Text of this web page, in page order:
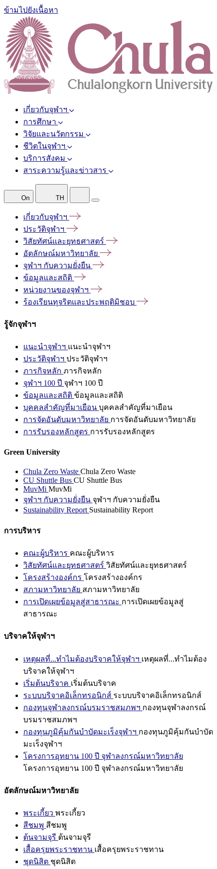
ข้ามไปยังเนื้อหา
เกี่ยวกับจุฬาฯ
การศึกษา
วิจัยและนวัตกรรม
ชีวิตในจุฬาฯ
บริการสังคม
สาระความรู้และข่าวสาร
On TH
เกี่ยวกับจุฬาฯ
ประวัติจุฬาฯ
วิสัยทัศน์และยุทธศาสตร์
อัตลักษณ์มหาวิทยาลัย
จุฬาฯ กับความยั่งยืน
ข้อมูลและสถิติ
หน่วยงานของจุฬาฯ
ร้องเรียนทุจริตและประพฤติมิชอบ
รู้จักจุฬาฯ
แนะนำจุฬาฯ แนะนำจุฬาฯ
ประวัติจุฬาฯ ประวัติจุฬาฯ
ภารกิจหลัก ภารกิจหลัก
จุฬาฯ 100 ปี จุฬาฯ 100 ปี
ข้อมูลและสถิติ ข้อมูลและสถิติ
บุคคลสำคัญที่มาเยือน บุคคลสำคัญที่มาเยือน
การจัดอันดับมหาวิทยาลัย การจัดอันดับมหาวิทยาลัย
การรับรองหลักสูตร การรับรองหลักสูตร
Green University
Chula Zero Waste Chula Zero Waste
CU Shuttle Bus CU Shuttle Bus
MuvMi MuvMi
จุฬาฯ กับความยั่งยืน จุฬาฯ กับความยั่งยืน
Sustainability Report Sustainability Report
การบริหาร
คณะผู้บริหาร คณะผู้บริหาร
วิสัยทัศน์และยุทธศาสตร์ วิสัยทัศน์และยุทธศาสตร์
โครงสร้างองค์กร โครงสร้างองค์กร
สภามหาวิทยาลัย สภามหาวิทยาลัย
การเปิดเผยข้อมูลสู่สาธารณะ การเปิดเผยข้อมูลสู่
สาธารณะ
บริจาคให้จุฬาฯ
เหตุผลที่...ทำไมต้องบริจาคให้จุฬาฯ เหตุผลที่...ทำไมต้อง
บริจาคให้จุฬาฯ
เริ่มต้นบริจาค เริ่มต้นบริจาค
ระบบบริจาคอิเล็กทรอนิกส์ ระบบบริจาคอิเล็กทรอนิกส์
กองทุนจุฬาลงกรณ์บรมราชสมภพฯ กองทุนจุฬาลงกรณ์
บรมราชสมภพฯ
กองทุนภูมิคุ้มกันบำบัดมะเร็งจุฬาฯ กองทุนภูมิคุ้มกันบำบัด
มะเร็งจุฬาฯ
โครงการอุทยาน 100 ปี จุฬาลงกรณ์มหาวิทยาลัย
โครงการอุทยาน 100 ปี จุฬาลงกรณ์มหาวิทยาลัย
อัตลักษณ์มหาวิทยาลัย
พระเกี้ยว พระเกี้ยว
สีชมพู สีชมพู
ต้นจามจุรี ต้นจามจุรี
เสื้อครุยพระราชทาน เสื้อครุยพระราชทาน
ชุดนิสิต ชุดนิสิต